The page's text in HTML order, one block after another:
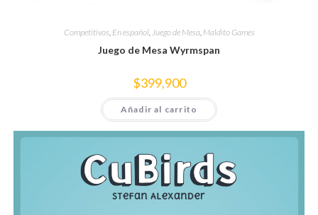
Competitivos, En español,Juego de Mesa, Maldito Games
Juego de Mesa Wyrmspan
$399,900
Añadir al carrito